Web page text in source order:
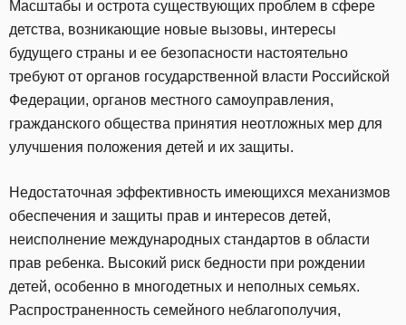
Масштабы и острота существующих проблем в сфере
детства, возникающие новые вызовы, интересы
будущего страны и ее безопасности настоятельно
требуют от органов государственной власти Российской
Федерации, органов местного самоуправления,
гражданского общества принятия неотложных мер для
улучшения положения детей и их защиты.
Недостаточная эффективность имеющихся механизмов
обеспечения и защиты прав и интересов детей,
неисполнение международных стандартов в области
прав ребенка. Высокий риск бедности при рождении
детей, особенно в многодетных и неполных семьях.
Распространенность семейного неблагополучия,